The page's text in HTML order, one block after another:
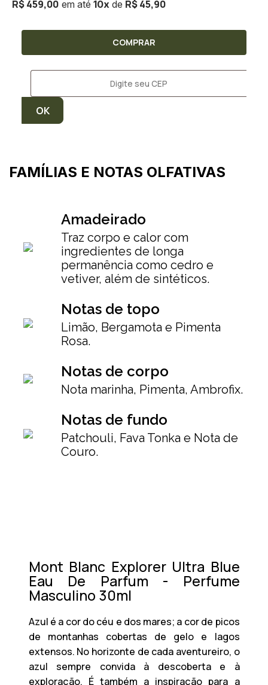
R$ 459,00 10x R$ 45,90
COMPRAR
FAMÍLIAS E NOTAS OLFATIVAS
Amadeirado
Traz corpo e calor com
ingredientes de longa
permanência como cedro e
vetiver, além de sintéticos.
Notas de topo
Limão, Bergamota e Pimenta
Rosa.
Notas de corpo
Nota marinha, Pimenta, Ambrofix.
Notas de fundo
Patchouli, Fava Tonka e Nota de
Couro.
Mont Blanc Explorer Ultra Blue
Eau De Parfum - Perfume
Masculino 30ml
Azul é a cor do céu e dos mares; a cor de picos
de montanhas cobertas de gelo e lagos
extensos. No horizonte de cada aventureiro, o
azul sempre convida à descoberta e à
exploração. É também a inspiração para a